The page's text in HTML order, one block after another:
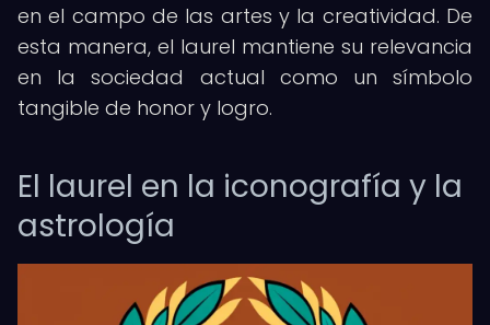
en el campo de las artes y la creatividad. De
esta manera, el laurel mantiene su relevancia
en la sociedad actual como un símbolo
tangible de honor y logro.
El laurel en la iconografía y la
astrología